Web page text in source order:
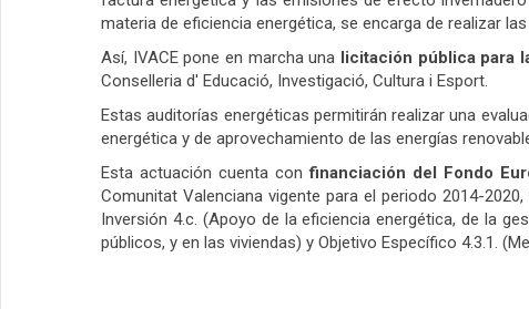
materia de eficiencia energética, se encarga de realizar
Así, IVACE pone en marcha una licitación pública para
Conselleria d' Educació, Investigació, Cultura i Esport.
Estas auditorías energéticas permitirán realizar una
energética y de aprovechamiento de las energías
Esta actuación cuenta confinanciación del Fondo
Comunitat Valenciana vigente para el periodo 2014-
Inversión 4.c. (Apoyo de la eficiencia energética, de la
públicos, y en las viviendas) y Objetivo Específico 4.3.1.